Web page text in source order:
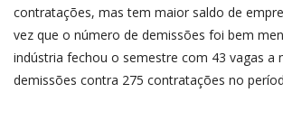
contratações, mas tem maior saldo de
vez que o número de demissões foi bem
indústria fechou o semestre com 43 vagas a
demissões contra 275 contratações no